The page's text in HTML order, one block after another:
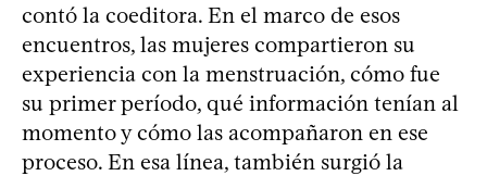
contó la coeditora. En el marco de esos
encuentros, las mujeres compartieron su
experiencia con la menstruación, cómo fue
su primer período, qué información tenían al
momento y cómo las acompañaron en ese
proceso. En esa línea, también surgió la